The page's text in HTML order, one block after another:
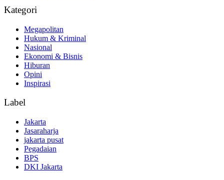
Kategori
Megapolitan
Hukum & Kriminal
Nasional
Ekonomi & Bisnis
Hiburan
Opini
Inspirasi
Label
Jakarta
Jasaraharja
jakarta pusat
Pegadaian
BPS
DKI Jakarta